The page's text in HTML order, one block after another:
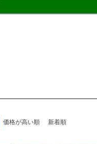
価格が高い順 新着順